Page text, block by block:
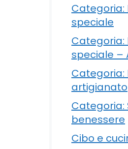
Categoria:
speciale
Categoria:
speciale –
Categoria:
artigianato
Categoria:
benessere
Cibo e